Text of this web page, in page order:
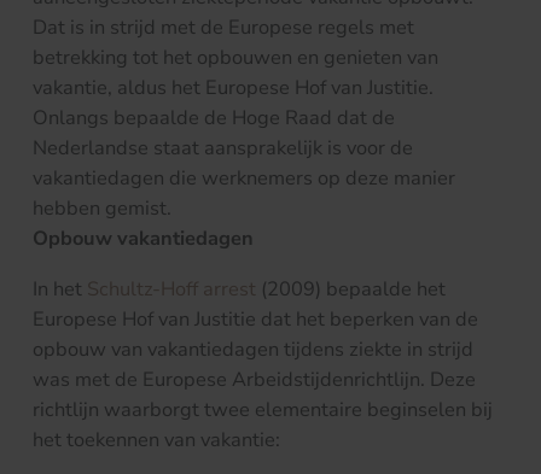
Dat is in strijd met de Europese regels met
betrekking tot het opbouwen en genieten van
vakantie, aldus het Europese Hof van Justitie.
Onlangs bepaalde de Hoge Raad dat de
Nederlandse staat aansprakelijk is voor de
vakantiedagen die werknemers op deze manier
hebben gemist.
Opbouw vakantiedagen
In het Schultz-Hoff arrest (2009) bepaalde het
Europese Hof van Justitie dat het beperken van de
opbouw van vakantiedagen tijdens ziekte in strijd
was met de Europese Arbeidstijdenrichtlijn. Deze
richtlijn waarborgt twee elementaire beginselen bij
het toekennen van vakantie: